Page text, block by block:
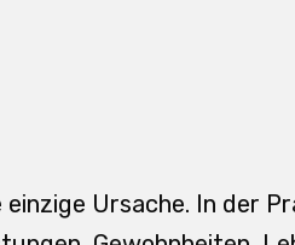
Ursache. In der